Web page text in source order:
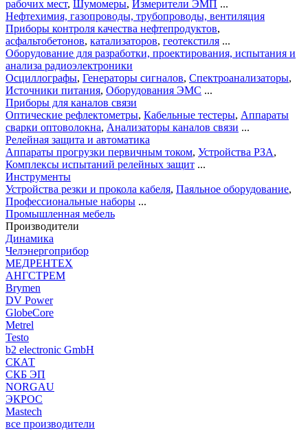
рабочих мест, Шумомеры, Измерители ЭМП ...
Нефтехимия, газопроводы, трубопроводы, вентиляция
Приборы контроля качества нефтепродуктов,
асфальтобетонов, катализаторов, геотекстиля ...
Оборудование для разработки, проектирования, испытания и
анализа радиоэлектроники
Осциллографы, Генераторы сигналов, Спектроанализаторы,
Источники питания, Оборудования ЭМС ...
Приборы для каналов связи
Оптические рефлектометры, Кабельные тестеры, Аппараты
сварки оптоволокна, Анализаторы каналов связи ...
Релейная защита и автоматика
Аппараты прогрузки первичным током, Устройства РЗА,
Комплексы испытаний релейных защит ...
Инструменты
Устройства резки и прокола кабеля, Паяльное оборудование,
Профессиональные наборы ...
Промышленная мебель
Производители
Динамика
Челэнергоприбор
МЕДРЕНТЕХ
АНГСТРЕМ
Brymen
DV Power
GlobeCore
Metrel
Testo
b2 electronic GmbH
СКАТ
СКБ ЭП
NORGAU
ЭКРОС
Mastech
все производители